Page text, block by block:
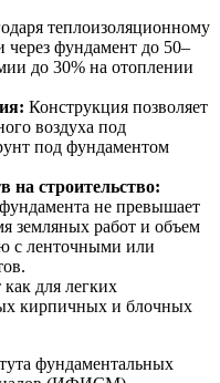
теплоизоляционному
фундамент до 50–
до 30% на отоплении
Конструкция позволяет
воздуха под
под фундаментом
на строительство:
не превышает
земляных работ и объем
с ленточными или
для легких
кирпичных и блочных
фундаментальных